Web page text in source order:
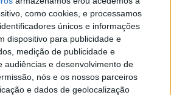
como cookies, e processamos
únicos e informações
dispositivo para publicidade e
medição de publicidade e
audiências e desenvolvimento de
nós e os nossos parceiros
e dados de geolocalização
a-Nova alerta os munícipes
de propriedades rústicas
de Montes da Senhora e São
ainda não tenham feito a